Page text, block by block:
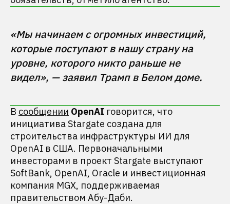
«Мы начинаем с огромных инвестиций,
которые поступают в нашу страну на
уровне, которого никто раньше не
В сообщении OpenAI говорится, что
инициатива Stargate создана для
строительства инфраструктуры ИИ для
OpenAI в США. Первоначальными
инвесторами в проект Stargate выступают
SoftBank, OpenAI, Oracle и инвестиционная
компания MGX, поддерживаемая
правительством Абу-Даби.